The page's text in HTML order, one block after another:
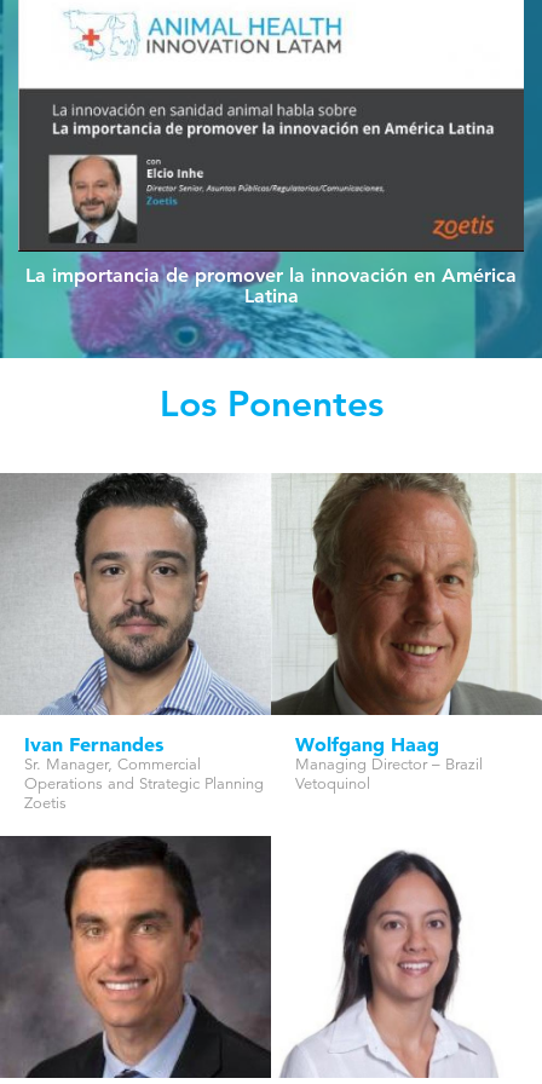
La importancia de promover la innovación en América
Latina
Los Ponentes
Ivan Fernandes
Sr. Manager, Commercial
Operations and Strategic Planning
Zoetis
Wolfgang Haag
Managing Director – Brazil
Vetoquinol